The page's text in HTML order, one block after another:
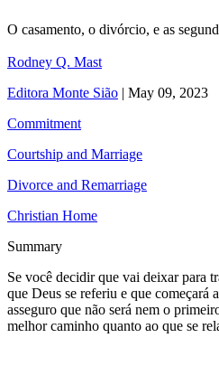
O casamento, o divórcio, e as
Rodney Q. Mast
Editora Monte Sião | May 09, 2023
Commitment
Courtship and Marriage
Divorce and Remarriage
Christian Home
Summary
Se você decidir que vai deixar para
que Deus se referiu e que começará
asseguro que não será nem o
melhor caminho quanto ao que se